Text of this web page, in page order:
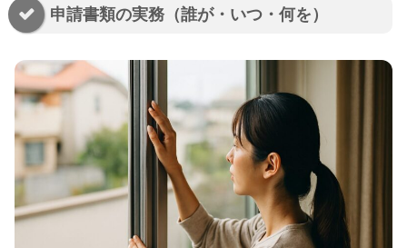
申請書類の実務（誰が・いつ・何を）